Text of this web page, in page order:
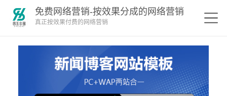
免费网络营销-按效果分成的网络营销
真正按效果付费的网络营销